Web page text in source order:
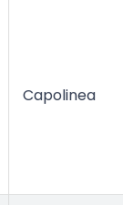
Capolinea